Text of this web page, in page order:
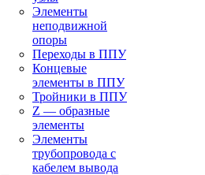
Элементы
неподвижной
опоры
Переходы в ППУ
Концевые
элементы в ППУ
Тройники в ППУ
Z — образные
элементы
Элементы
трубопровода с
кабелем вывода